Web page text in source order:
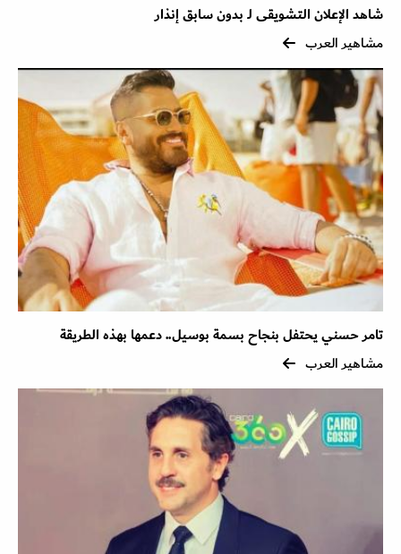
شاهد الإعلان التشويقى لـ بدون سابق إنذار
مشاهير العرب
تامر حسني يحتفل بنجاح بسمة بوسيل.. دعمها بهذه الطريقة
مشاهير العرب